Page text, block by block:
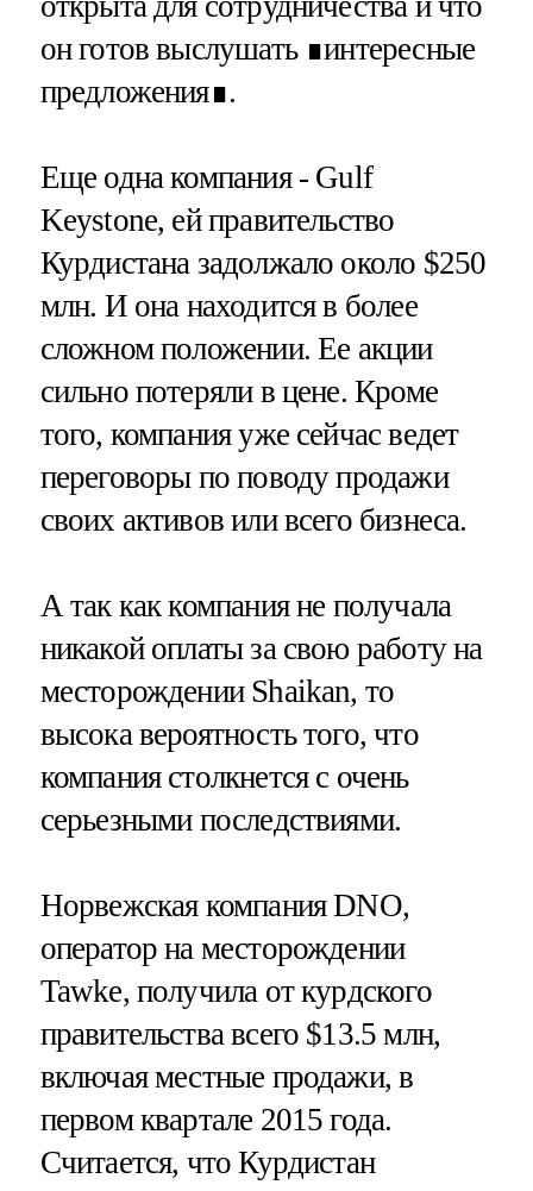
он готов выслушать ∎интересные
предложения∎.
Еще одна компания - Gulf
Keystone, ей правительство
Курдистана задолжало около $250
млн. И она находится в более
сложном положении. Ее акции
сильно потеряли в цене. Кроме
того, компания уже сейчас ведет
переговоры по поводу продажи
своих активов или всего бизнеса.
А так как компания не получала
никакой оплаты за свою работу на
месторождении Shaikan, то
высока вероятность того, что
компания столкнется с очень
серьезными последствиями.
Норвежская компания DNO,
оператор на месторождении
Tawke, получила от курдского
правительства всего $13.5 млн,
включая местные продажи, в
первом квартале 2015 года.
Считается, что Курдистан